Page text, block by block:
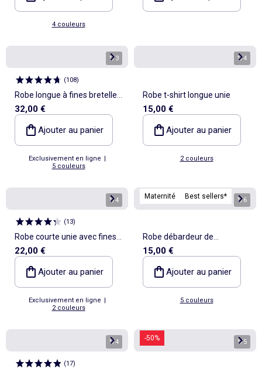
4 couleurs
1/3
(108)
Robe longue à fines bretelles
et broderies
32,00 €
Ajouter au panier
Exclusivement en ligne |
5 couleurs
1/4
Robe t-shirt longue unie
15,00 €
Ajouter au panier
2 couleurs
1/4
(13)
Robe courte unie avec fines
bretelles
22,00 €
Ajouter au panier
Exclusivement en ligne |
2 couleurs
Maternité Best sellers* 1/6
Robe débardeur de
maternité en rib
15,00 €
Ajouter au panier
5 couleurs
1/4
(17)
-50% 1/5